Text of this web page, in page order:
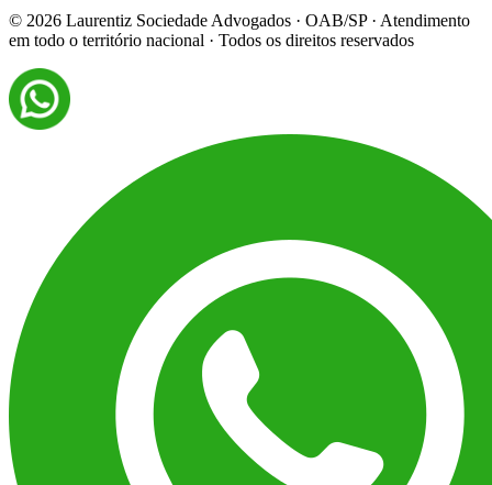
© 2026 Laurentiz Sociedade Advogados · OAB/SP · Atendimento
em todo o território nacional · Todos os direitos reservados